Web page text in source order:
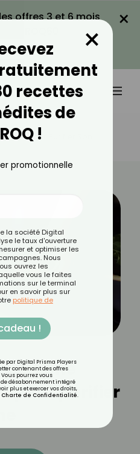
offres 3 et 6 mois
PROMO
×
Pour Purifier Son
: une
pour purifier
recettes
de
!
×
promotionnelle
la société Digital
le taux d'ouverture
et optimiser les
Nous
ouvrez les
vous le faites
sur le terminal
en savoir plus sur
politique de
!
par Digital Prisma Players
contenant des offres
pourrez vous
désabonnement intégré
plus et exercer vos droits,
Charte de Confidentialité.